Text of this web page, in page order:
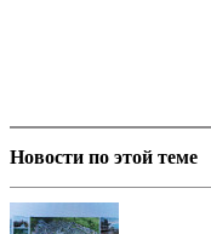
Новости по этой теме